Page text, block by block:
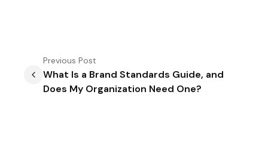
Previous Post
What Is a Brand Standards Guide, and
Does My Organization Need One?